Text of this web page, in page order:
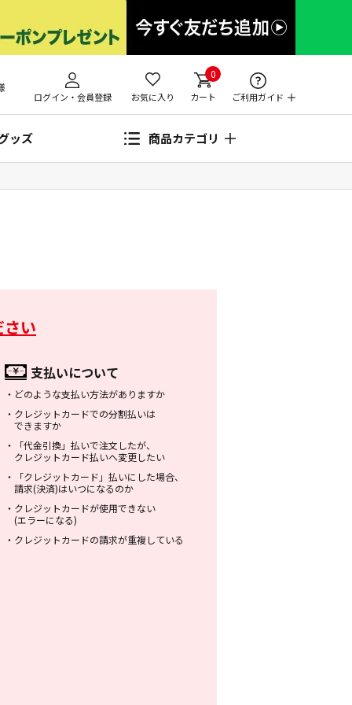
ログイン・会員登録 お気に入り
0
カート ご利用ガイド
ッズ 商品カテゴリ
い
支払いについて
・ どのような支払い方法がありますか
・ クレジットカードでの分割払いは
できますか
・
「代金引換」払いで注文したが、
クレジットカード払いへ変更したい
・
「クレジットカード」払いにした場合、
請求(決済)はいつになるのか
・ クレジットカードが使用できない
(エラーになる)
・ クレジットカードの請求が重複している